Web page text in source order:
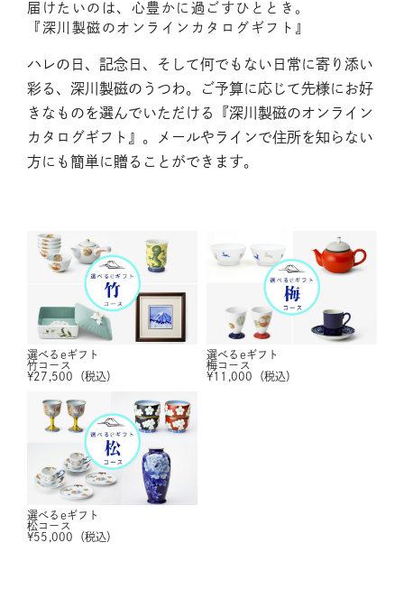
届けたいのは、心豊かに過ごすひととき。
『深川製磁のオンラインカタログギフト』
ハレの日、記念日、そして何でもない日常に寄り添い
彩る、深川製磁のうつわ。ご予算に応じて先様にお好
きなものを選んでいただける『深川製磁のオンライン
カタログギフト』。メールやラインで住所を知らない
方にも簡単に贈ることができます。
選べるeギフト
竹コース
¥27,500 （税込）
選べるeギフト
梅コース
¥11,000 （税込）
選べるeギフト
松コース
¥55,000 （税込）